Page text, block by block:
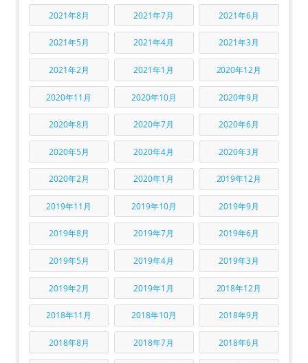
2021年8月 2021年7月 2021年6月
2021年5月 2021年4月 2021年3月
2021年2月 2021年1月 2020年12月
2020年11月 2020年10月 2020年9月
2020年8月 2020年7月 2020年6月
2020年5月 2020年4月 2020年3月
2020年2月 2020年1月 2019年12月
2019年11月 2019年10月 2019年9月
2019年8月 2019年7月 2019年6月
2019年5月 2019年4月 2019年3月
2019年2月 2019年1月 2018年12月
2018年11月 2018年10月 2018年9月
2018年8月 2018年7月 2018年6月